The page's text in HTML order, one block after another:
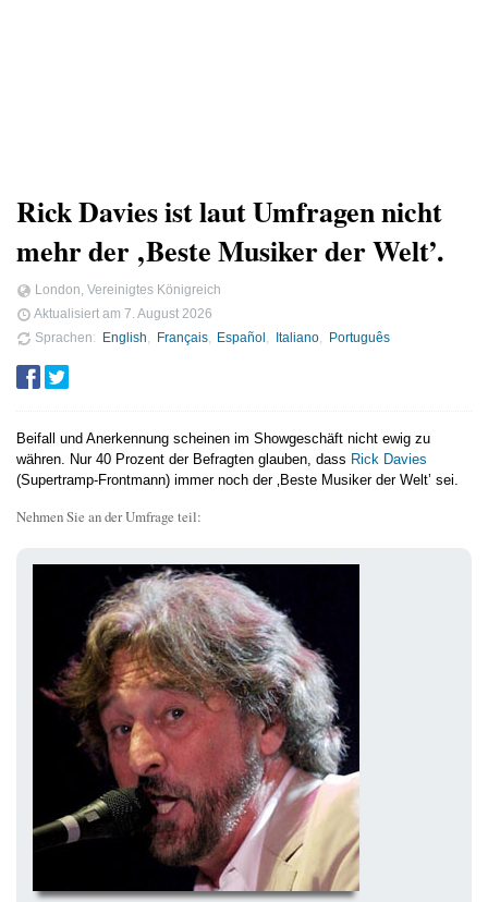
Rick Davies ist laut Umfragen nicht
mehr der ‚Beste Musiker der Welt’.
London, Vereinigtes Königreich
Aktualisiert am 7. August 2026
Sprachen
English Français Español Italiano Português
Beifall und Anerkennung scheinen im Showgeschäft nicht ewig zu
währen. Nur 40 Prozent der Befragten glauben, dass Rick Davies
(Supertramp-Frontmann) immer noch der ‚Beste Musiker der Welt’ sei.
Nehmen Sie an der Umfrage teil: